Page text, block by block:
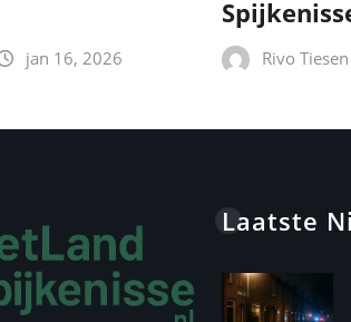
jan 16, 2026 Rivo Tiesen
Laatste